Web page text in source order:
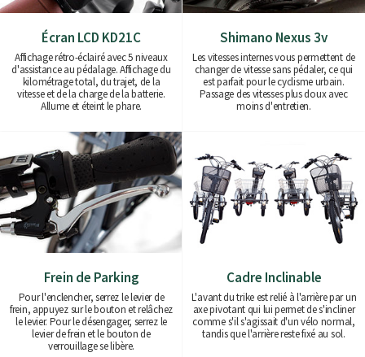
Écran LCD KD21C
Affichage rétro-éclairé avec 5 niveaux
d'assistance au pédalage. Affichage du
kilométrage total, du trajet, de la
vitesse et de la charge de la batterie.
Allume et éteint le phare.
Shimano Nexus 3v
Les vitesses internes vous permettent de
changer de vitesse sans pédaler, ce qui
est parfait pour le cyclisme urbain.
Passage des vitesses plus doux avec
moins d'entretien.
Frein de Parking
Pour l'enclencher, serrez le levier de
frein, appuyez sur le bouton et relâchez
le levier. Pour le désengager, serrez le
levier de frein et le bouton de
verrouillage se libère.
Cadre Inclinable
L'avant du trike est relié à l'arrière par un
axe pivotant qui lui permet de s'incliner
comme s'il s'agissait d'un vélo normal,
tandis que l'arrière reste fixé au sol.